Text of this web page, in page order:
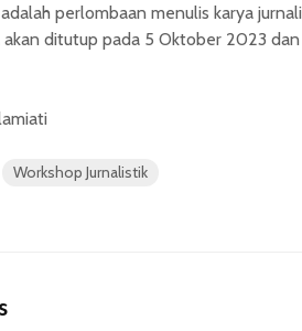
perlombaan menulis karya
ditutup pada 5 Oktober 2023 dan
Workshop Jurnalistik